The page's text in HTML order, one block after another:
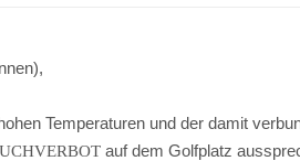
Temperaturen und der damit
auf dem Golfplatz